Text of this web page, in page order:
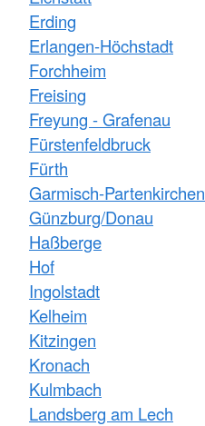
Erding
Erlangen-Höchstadt
Forchheim
Freising
Freyung - Grafenau
Fürstenfeldbruck
Fürth
Garmisch-Partenkirchen
Günzburg/Donau
Haßberge
Hof
Ingolstadt
Kelheim
Kitzingen
Kronach
Kulmbach
Landsberg am Lech